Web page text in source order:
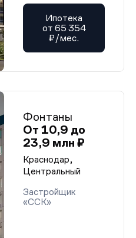
Ипотека
от 65 354
₽/мес.
Фонтаны
От 10,9 до
23,9 млн ₽
Краснодар,
Центральный
Застройщик
«ССК»